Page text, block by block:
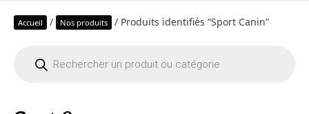
Accueil / Nos produits / Produits identifiés “Sport Canin”
produits